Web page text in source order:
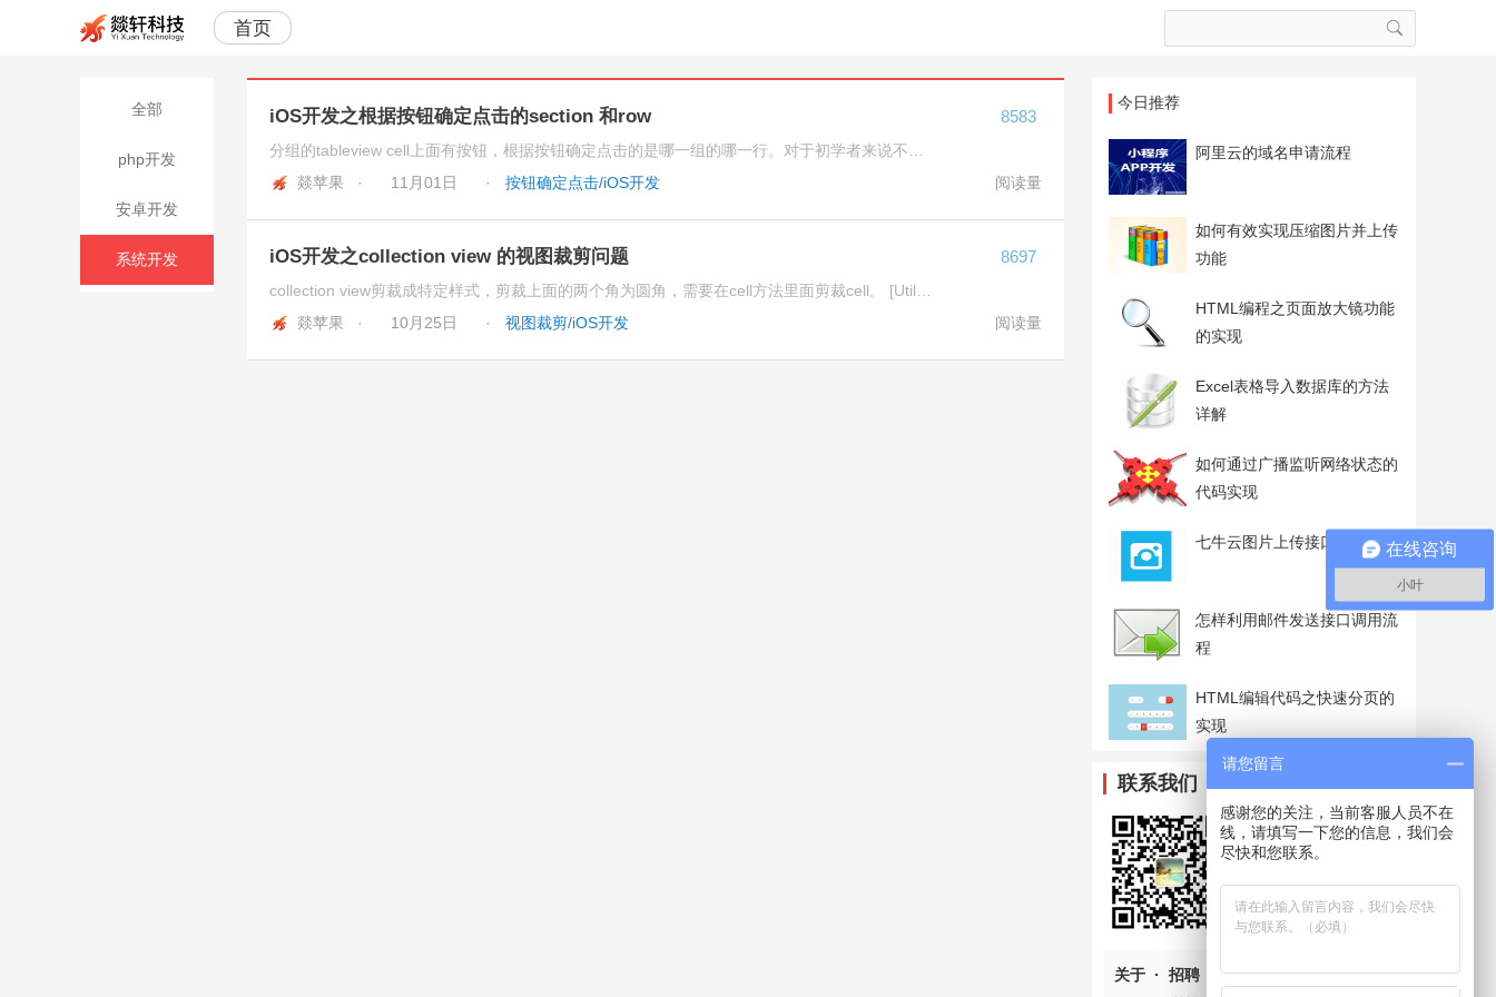
首页
全部
php开发
安卓开发
系统开发
iOS开发之根据按钮确定点击的section 和row
燚苹果 ·
11月01日 · 按钮确定点击/iOS开发
8583
阅读量
iOS开发之collection view 的视图裁剪问题
燚苹果 ·
10月25日 · 视图裁剪/iOS开发
8697
阅读量
今日推荐
阿里云的域名申请流程
如何有效实现压缩图片并上传
功能
HTML编程之页面放大镜功能
的实现
Excel表格导入数据库的方法
详解
如何通过广播监听网络状态的
代码实现
七牛云图片上传接口调用流程
怎样利用邮件发送接口调用流
程
HTML编辑代码之快速分页的
实现
联系我们
请扫二维码联系客服
854221200@qq.com
QQ客服
关于 · 招聘 案例中心·网站地图
在线咨询
小叶
请您留言
感谢您的关注，当前客服人员不在
线，请填写一下您的信息，我们会
尽快和您联系。